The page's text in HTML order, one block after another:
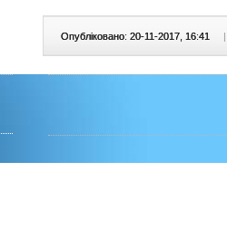
Опубліковано: 20-11-2017, 16:41 |